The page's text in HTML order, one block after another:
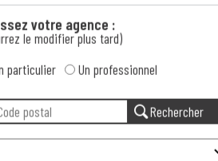
?
?
votre agence :
le modifier plus tard)
particulier Un professionnel
Rechercher